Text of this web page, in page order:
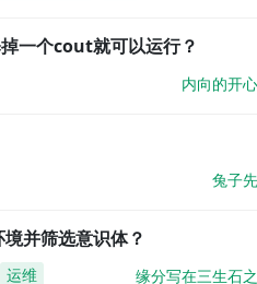
一个cout就可以运行？
内向的开
兔子
并筛选意识体？
运维 缘分写在三生石